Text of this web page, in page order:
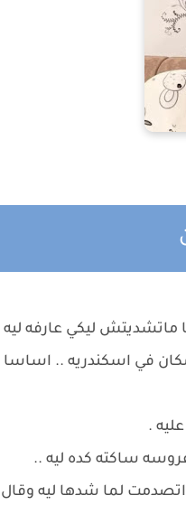
ليكي عارفه
في اسكندريه ..
.
ساكته كده ليه ..
اتصدمت لما شدها ليه